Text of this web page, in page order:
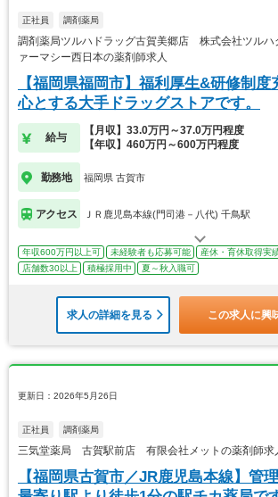
正社員 調剤薬局
調剤薬局ツルハドラッグ古賀美郷店 株式会社ツルハ
ァーマシー西日本の薬剤師求人
【福岡県福岡市】福利厚生&研修制
心とする大手ドラッグストアです。
給与
【月収】33.0万円～37.0万円程度
【年収】460万円～600万円程度
勤務地 福岡県 古賀市
アクセス ＪＲ鹿児島本線(門司港－八代) 千鳥駅
年収600万円以上可 未経験者も応募可能 産休・育休取得実
店舗数30以上
積極採用中 夏～秋入職可
求人の詳細を見る この求人に興
更新日：2026年5月26日
正社員 調剤薬局
三気堂薬局 古賀駅前店 有限会社メットの薬剤師求
【福岡県古賀市／JR鹿児島本線】管